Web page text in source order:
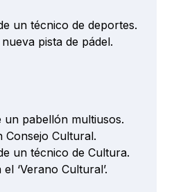
un técnico de deportes.
pista de pádel.
un pabellón multiusos.
Consejo Cultural.
un técnico de Cultura.
‘Verano Cultural’.